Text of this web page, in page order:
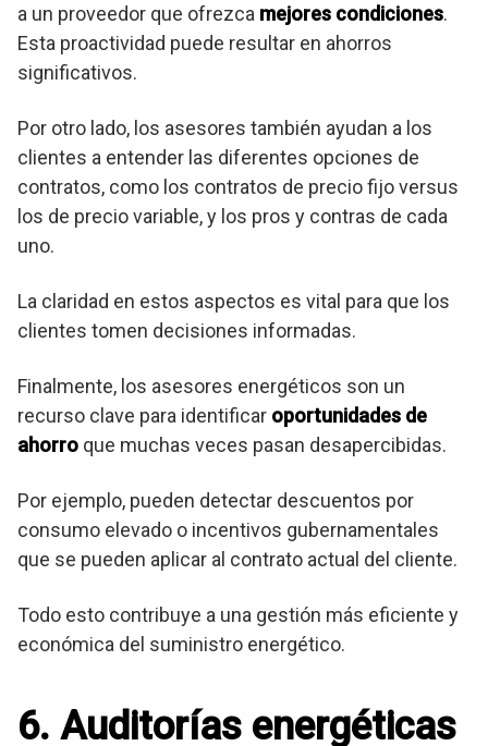
a un proveedor que ofrezca mejores condiciones.
Esta proactividad puede resultar en ahorros
significativos.
Por otro lado, los asesores también ayudan a los
clientes a entender las diferentes opciones de
contratos, como los contratos de precio fijo versus
los de precio variable, y los pros y contras de cada
uno.
La claridad en estos aspectos es vital para que los
clientes tomen decisiones informadas.
Finalmente, los asesores energéticos son un
recurso clave para identificar oportunidades de
ahorro que muchas veces pasan desapercibidas.
Por ejemplo, pueden detectar descuentos por
consumo elevado o incentivos gubernamentales
que se pueden aplicar al contrato actual del cliente.
Todo esto contribuye a una gestión más eficiente y
económica del suministro energético.
6. Auditorías energéticas